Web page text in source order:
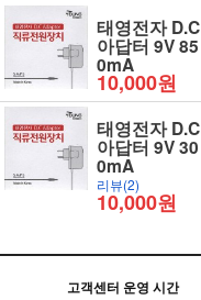
태영전자 D.C
아답터 9V 85
0mA
10,000원
태영전자 D.C
아답터 9V 30
0mA
리뷰(2)
10,000원
고객센터 운영 시간